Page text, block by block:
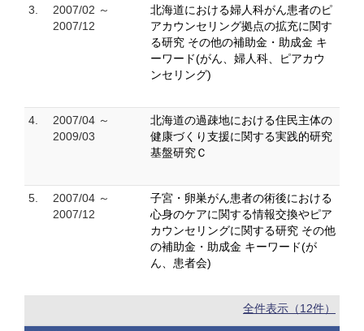
3.
2007/02 ～
2007/12
北海道における婦人科がん患者のピ
アカウンセリング拠点の拡充に関す
る研究 その他の補助金・助成金 キ
ーワード(がん、婦人科、ピアカウ
ンセリング)
4.
2007/04 ～
2009/03
北海道の過疎地における住民主体の
健康づくり支援に関する実践的研究
基盤研究Ｃ
5.
2007/04 ～
2007/12
子宮・卵巣がん患者の術後における
心身のケアに関する情報交換やピア
カウンセリングに関する研究 その他
の補助金・助成金 キーワード(が
ん、患者会)
全件表示（12件）